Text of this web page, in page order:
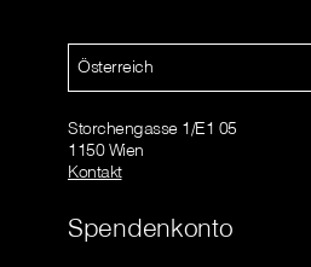
Österreich
Storchengasse 1/E1 05
1150 Wien
Kontakt
Spendenkonto